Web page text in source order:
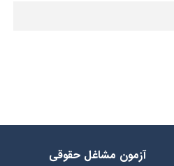
آزمون مشاغل حقوقی